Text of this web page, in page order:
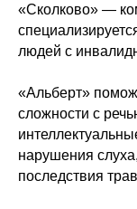
«Сколково» —
людей с
«Альберт»
сложности с
нарушения
последствия